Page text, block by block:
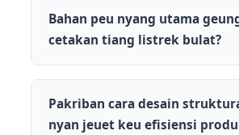
Bahan peu nyang utama
cetakan tiang listrek bulat?
Pakriban cara desain
nyan jeuet keu efisiensi